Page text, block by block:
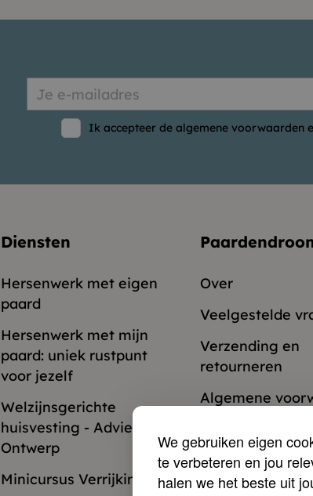
We gebruiken eigen
te verbeteren en jou
halen we het beste uit
Ik accepteer de algemene voorwaarden
Diensten
Hersenwerk met eigen
paard
Hersenwerk met mijn
paard: uniek rustpunt
voor jezelf
Welzijnsgerichte
huisvesting - Advies en
Ontwerp
Minicursus Verrijking
Over
Veelgestelde
Verzending en
retourneren
Algemene
Contacteer ons